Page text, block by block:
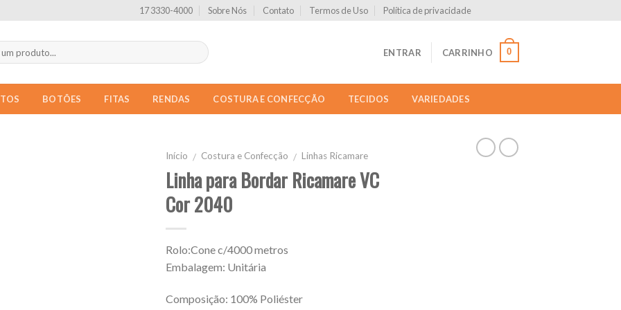
17 3330-4000 Sobre Nós Contato Termos de Uso Política de privacidade
ENTRAR CARRINHO 0
BOTÕES FITAS RENDAS COSTURA E CONFECÇÃO TECIDOS VARIEDADES
Início / Costura e Confecção / Linhas Ricamare
Linha para Bordar Ricamare VC
Cor 2040
Rolo:Cone c/4000 metros
Embalagem: Unitária
Composição: 100% Poliéster